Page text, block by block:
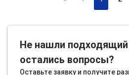
Не нашли подходящий
остались вопросы?
Оставьте заявку и получите